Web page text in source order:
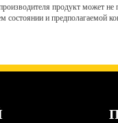
продукт может
и предполагаемой